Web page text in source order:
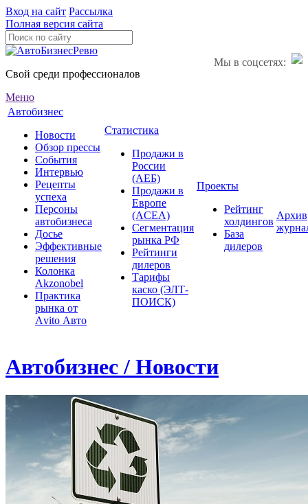
Вход на сайт Рассылка
Полная версия сайта
Мы в соцсетях:
Свой среди профессионалов
Меню
Автобизнес
Новости
Обзор прессы
События
Интервью
Рецепты
успеха
Персоны
автобизнеса
Досье
Эффективные
решения
Колонка
Akzonobel
Практика
рынка от
Аvito Авто
Статистика
Продажи в
России
(АЕБ)
Продажи в
Европе
(ACEA)
Сегментация
рынка РФ
Рейтинги
дилеров
Тарифы
каско (ЭЛТ-
ПОИСК)
Проекты
Рейтинг
холдингов
База
дилеров
Архив
Автобизнес / Новости